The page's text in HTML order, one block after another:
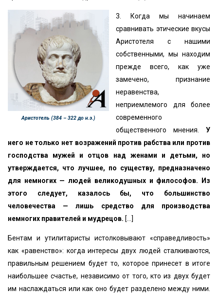
Аристотель (384 – 322 до н.э.)
3. Когда мы начинаем
сравнивать этические вкусы
Аристотеля с нашими
собственными, мы находим
прежде всего, как уже
замечено, признание
неравенства,
неприемлемого для более
современного
общественного мнения. У
него не только нет возражений против рабства или против
господства мужей и отцов над женами и детьми, но
утверждается, что лучшее, по существу, предназначено
для немногих — людей великодушных и философов. Из
этого следует, казалось бы, что большинство
человечества — лишь средство для производства
немногих правителей и мудрецов. [...]
Бентам и утилитаристы истолковывают «справедливость»
как «равенство»: когда интересы двух людей сталкиваются,
правильным решением будет то, которое принесет в итоге
наибольшее счастье, независимо от того, кто из двух будет
им наслаждаться или как оно будет разделено между ними.